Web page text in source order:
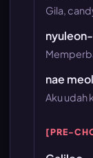
Gila,
nae
Aku udah
[PRE-